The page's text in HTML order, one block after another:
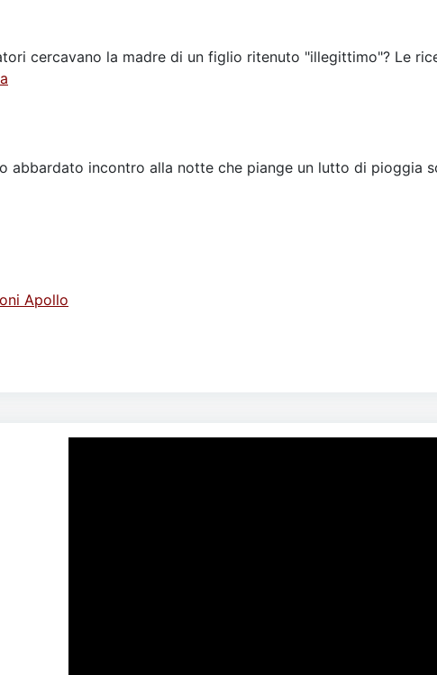
cercavano la madre di un figlio ritenuto "illegittimo"? Le
abbardato incontro alla notte che piange un lutto di pioggia
Apollo